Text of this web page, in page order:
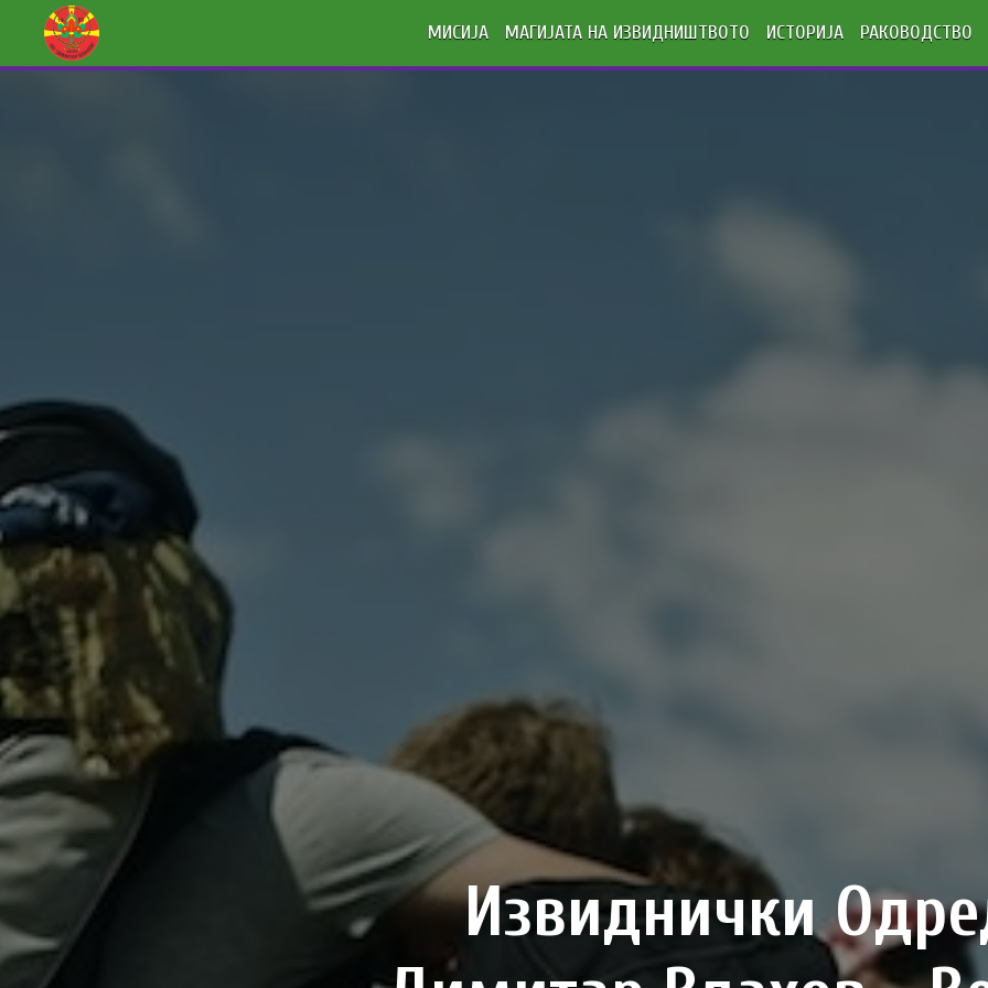
МИСИЈА МАГИЈАТА НА ИЗВИДНИШТВОТО ИСТОРИЈА РАКОВОДСТВО
Извиднички